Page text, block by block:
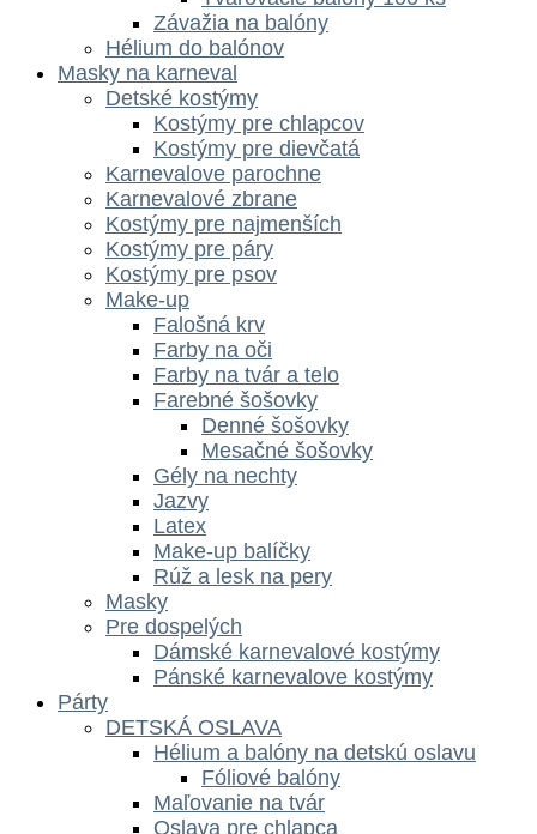
Závažia na balóny
Hélium do balónov
Masky na karneval
Detské kostýmy
Kostýmy pre chlapcov
Kostýmy pre dievčatá
Karnevalove parochne
Karnevalové zbrane
Kostýmy pre najmenších
Kostýmy pre páry
Kostýmy pre psov
Make-up
Falošná krv
Farby na oči
Farby na tvár a telo
Farebné šošovky
Denné šošovky
Mesačné šošovky
Gély na nechty
Jazvy
Latex
Make-up balíčky
Rúž a lesk na pery
Masky
Pre dospelých
Dámské karnevalové kostýmy
Pánské karnevalove kostýmy
Párty
DETSKÁ OSLAVA
Hélium a balóny na detskú oslavu
Fóliové balóny
Maľovanie na tvár
Oslava pre chlapca